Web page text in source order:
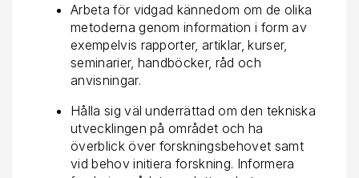
Arbeta för vidgad kännedom om de olika
metoderna genom information i form av
exempelvis rapporter, artiklar, kurser,
seminarier, handböcker, råd och
anvisningar.
Hålla sig väl underrättad om den tekniska
utvecklingen på området och ha
överblick över forskningsbehovet samt
vid behov initiera forskning. Informera